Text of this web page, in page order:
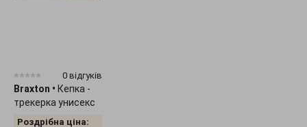
0 відгуків
Braxton • Кепка -
трекерка унисекс
"Smile" 1536
Роздрібна ціна: